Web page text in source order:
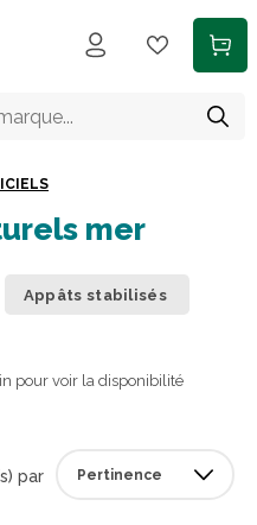
mer
Appâts stabilisés
pour voir la disponibilité
par